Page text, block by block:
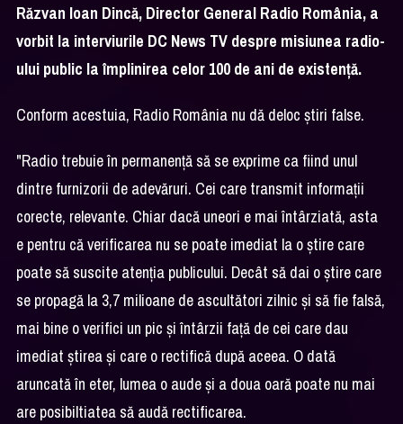
Răzvan Ioan Dincă, Director General Radio România, a
vorbit la interviurile DC News TV despre misiunea radio-
ului public la împlinirea celor 100 de ani de existenţă.
Conform acestuia, Radio România nu dă deloc ştiri false.
"Radio trebuie în permanenţă să se exprime ca fiind unul
dintre furnizorii de adevăruri. Cei care transmit informaţii
corecte, relevante. Chiar dacă uneori e mai întârziată, asta
e pentru că verificarea nu se poate imediat la o ştire care
poate să suscite atenţia publicului. Decât să dai o ştire care
se propagă la 3,7 milioane de ascultători zilnic şi să fie falsă,
mai bine o verifici un pic şi întârzii faţă de cei care dau
imediat ştirea şi care o rectifică după aceea. O dată
aruncată în eter, lumea o aude şi a doua oară poate nu mai
are posibiltiatea să audă rectificarea.